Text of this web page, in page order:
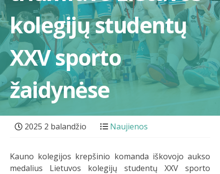
kolegijų studentų
XXV sporto
žaidynėse
2025 2 balandžio Naujienos
Kauno kolegijos krepšinio komanda iškovojo aukso
medalius Lietuvos kolegijų studentų XXV sporto